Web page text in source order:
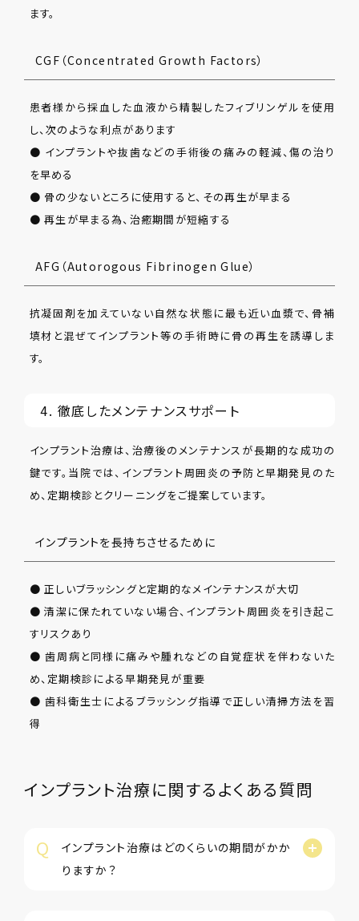
ます。
CGF（Concentrated Growth Factors）
患者様から採血した血液から精製したフィブリンゲルを使用
し、次のような利点があります
● インプラントや抜歯などの手術後の痛みの軽減、傷の治り
を早める
● 骨の少ないところに使用すると、その再生が早まる
● 再生が早まる為、治癒期間が短縮する
AFG（Autorogous Fibrinogen Glue）
抗凝固剤を加えていない自然な状態に最も近い血漿で、骨補
填材と混ぜてインプラント等の手術時に骨の再生を誘導しま
す。
4. 徹底したメンテナンスサポート
インプラント治療は、治療後のメンテナンスが長期的な成功の
鍵です。当院では、インプラント周囲炎の予防と早期発見のた
め、定期検診とクリーニングをご提案しています。
インプラントを長持ちさせるために
● 正しいブラッシングと定期的なメインテナンスが大切
● 清潔に保たれていない場合、インプラント周囲炎を引き起こ
すリスクあり
● 歯周病と同様に痛みや腫れなどの自覚症状を伴わないた
め、定期検診による早期発見が重要
● 歯科衛生士によるブラッシング指導で正しい清掃方法を習
得
インプラント治療に関するよくある質問
Q
インプラント治療はどのくらいの期間がかか
りますか？